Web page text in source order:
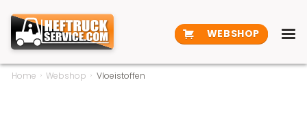
WEBSHOP
Home Webshop Vloeistoffen